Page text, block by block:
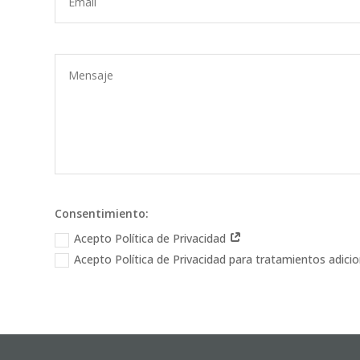
Consentimiento:
Acepto Política de Privacidad
Acepto Política de Privacidad para tratamientos